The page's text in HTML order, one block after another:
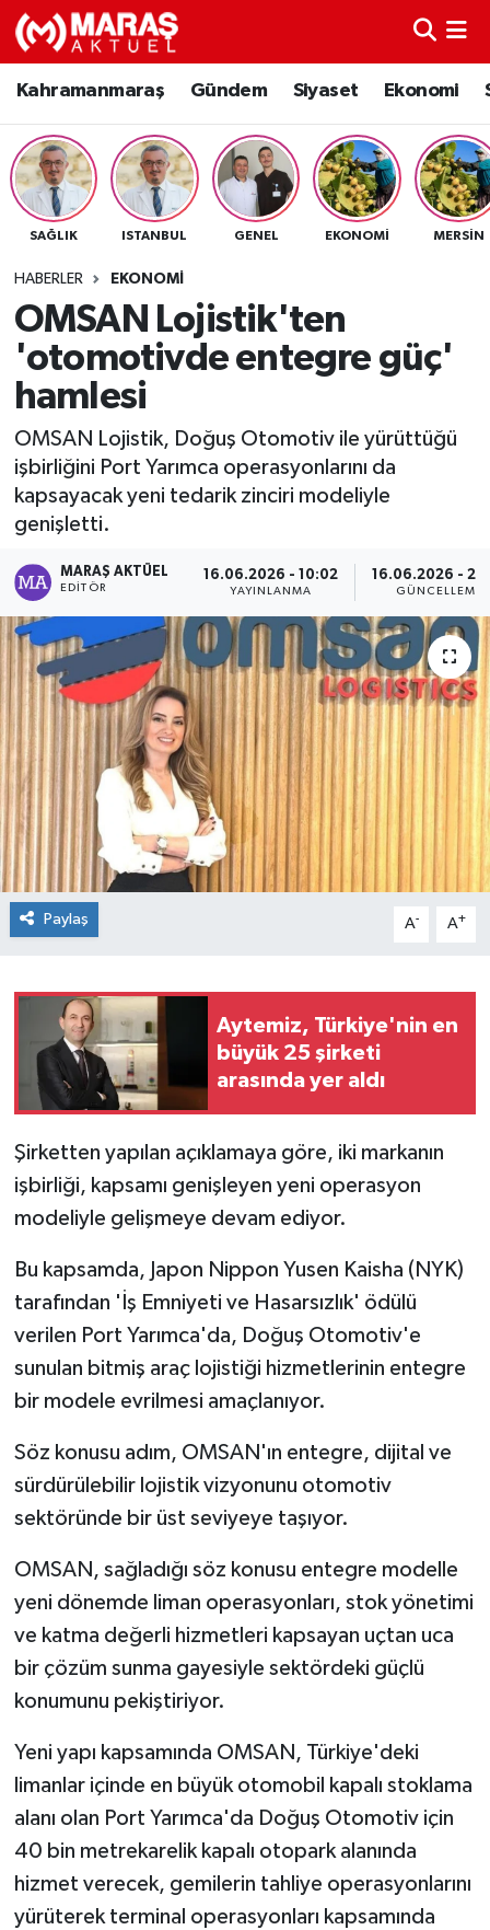
Kahramanmaraş Gündem Siyaset Ekonomi
SAĞLIK ISTANBUL GENEL EKONOMI MERSIN
HABERLER EKONOMI
OMSAN Lojistik'ten
'otomotivde entegre güç'
hamlesi
OMSAN Lojistik, Doğuş Otomotiv ile yürüttüğü
işbirliğini Port Yarımca operasyonlarını da
kapsayacak yeni tedarik zinciri modeliyle
genişletti.
MARAŞ AKTÜEL
EDITÖR
16.06.2026 - 10:02
YAYINLANMA
16.06.2026 -
GÜNCELLEME
Paylaş A- A+
Aytemiz, Türkiye'nin en
büyük 25 şirketi
arasında yer aldı
Şirketten yapılan açıklamaya göre, iki markanın
işbirliği, kapsamı genişleyen yeni operasyon
modeliyle gelişmeye devam ediyor.
Bu kapsamda, Japon Nippon Yusen Kaisha (NYK)
tarafından 'İş Emniyeti ve Hasarsızlık' ödülü
verilen Port Yarımca'da, Doğuş Otomotiv'e
sunulan bitmiş araç lojistiği hizmetlerinin entegre
bir modele evrilmesi amaçlanıyor.
Söz konusu adım, OMSAN'ın entegre, dijital ve
sürdürülebilir lojistik vizyonunu otomotiv
sektöründe bir üst seviyeye taşıyor.
OMSAN, sağladığı söz konusu entegre modelle
yeni dönemde liman operasyonları, stok yönetimi
ve katma değerli hizmetleri kapsayan uçtan uca
bir çözüm sunma gayesiyle sektördeki güçlü
konumunu pekiştiriyor.
Yeni yapı kapsamında OMSAN, Türkiye'deki
limanlar içinde en büyük otomobil kapalı stoklama
alanı olan Port Yarımca'da Doğuş Otomotiv için
40 bin metrekarelik kapalı otopark alanında
hizmet verecek, gemilerin tahliye operasyonlarını
yürüterek terminal operasyonları kapsamında
Kahramanmaraş
Gündem
Siyaset
Spor
Sağlık
Eğitim
Dünya
Kültür Sanat
Nöbetçi Eczaneler
Hava Durumu
Namaz Vakitleri
TFF 3.Lig 4.Grup Puan Durumu ve Fikstür
Tüm Manşetler
Haber Arşivi